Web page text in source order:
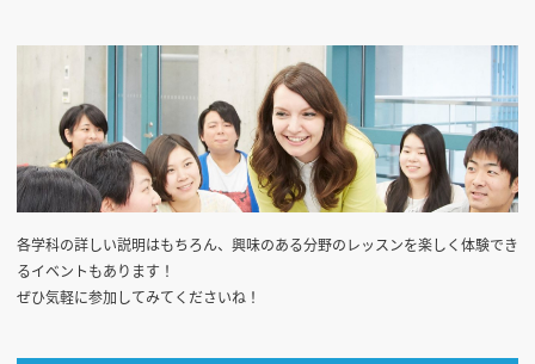
各学科の詳しい説明はもちろん、興味のある分野のレッスンを楽しく体験でき
るイベントもあります！
ぜひ気軽に参加してみてくださいね！